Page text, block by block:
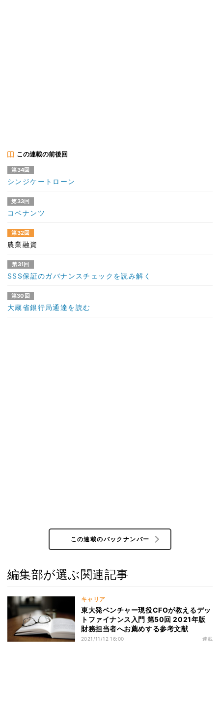
この連載の前後回
第34回
シンジケートローン
第33回
コベナンツ
第32回
農業融資
第31回
SSS保証のガバナンスチェックを読み解く
第30回
大蔵省銀行局通達を読む
この連載のバックナンバー
編集部が選ぶ関連記事
キャリア
東大発ベンチャー現役CFOが教えるデッ
トファイナンス入門 第50回 2021年版
財務担当者へお薦めする参考文献
2021/11/12 16:00 連載